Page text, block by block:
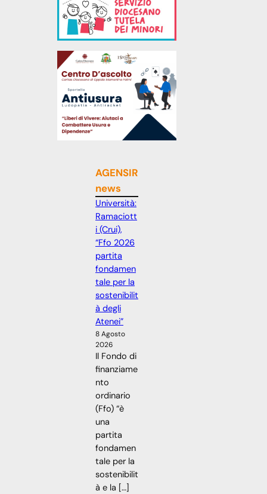
AGENSIR
news
Università:
Ramaciott
i (Crui),
“Ffo 2026
partita
fondamen
tale per la
sostenibilit
à degli
Atenei”
8 Agosto
2026
Il Fondo di
finanziame
nto
ordinario
(Ffo) “è
una
partita
fondamen
tale per la
sostenibilit
à e la […]